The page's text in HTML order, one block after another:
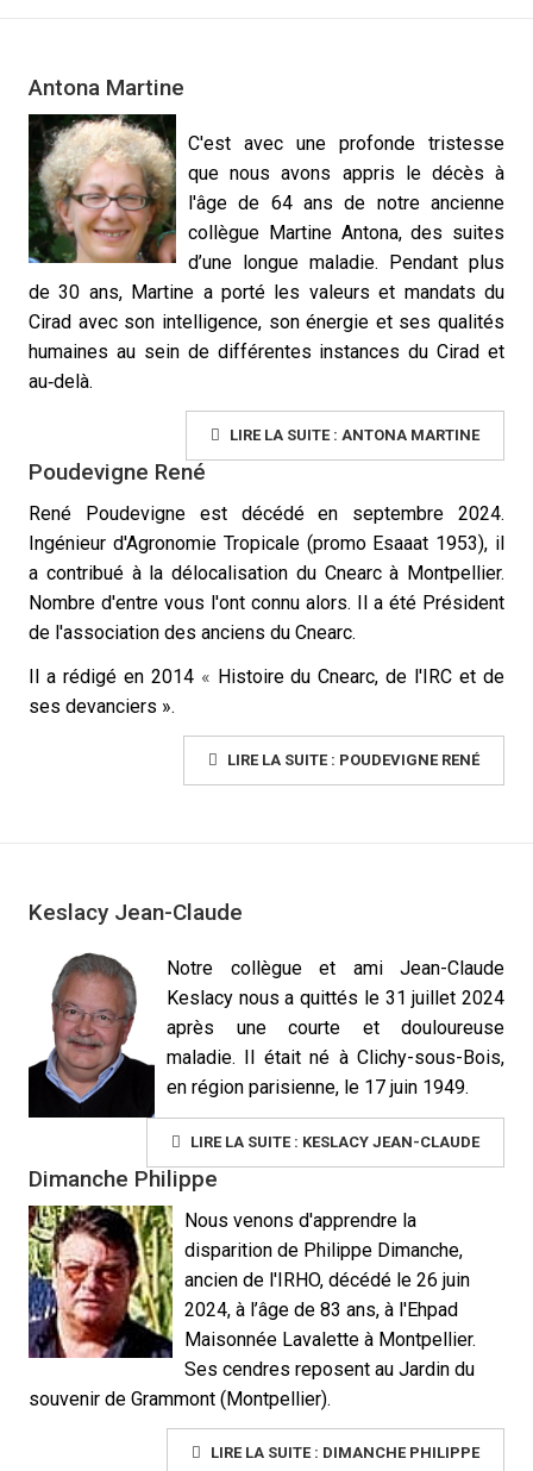
Antona Martine
C'est avec une profonde tristesse
que nous avons appris le décès à
l'âge de 64 ans de notre ancienne
collègue Martine Antona, des suites
d’une longue maladie. Pendant plus
de 30 ans, Martine a porté les valeurs et mandats du
Cirad avec son intelligence, son énergie et ses qualités
humaines au sein de différentes instances du Cirad et
au‐delà.
LIRE LA SUITE : ANTONA MARTINE
Poudevigne René
René Poudevigne est décédé en septembre 2024.
Ingénieur d'Agronomie Tropicale (promo Esaaat 1953), il
a contribué à la délocalisation du Cnearc à Montpellier.
Nombre d'entre vous l'ont connu alors. Il a été Président
de l'association des anciens du Cnearc.
Il a rédigé en 2014 « Histoire du Cnearc, de l'IRC et de
ses devanciers ».
LIRE LA SUITE : POUDEVIGNE RENÉ
Keslacy Jean-Claude
Notre collègue et ami Jean-Claude
Keslacy nous a quittés le 31 juillet 2024
après une courte et douloureuse
maladie. Il était né à Clichy-sous-Bois,
en région parisienne, le 17 juin 1949.
LIRE LA SUITE : KESLACY JEAN-CLAUDE
Dimanche Philippe
Nous venons d'apprendre la
disparition de Philippe Dimanche,
ancien de l'IRHO, décédé le 26 juin
2024, à l’âge de 83 ans, à l'Ehpad
Maisonnée Lavalette à Montpellier.
Ses cendres reposent au Jardin du
souvenir de Grammont (Montpellier).
LIRE LA SUITE : DIMANCHE PHILIPPE